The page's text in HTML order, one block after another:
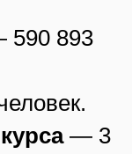
893
— 3